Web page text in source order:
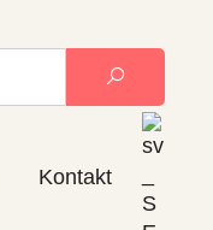
Kontakt